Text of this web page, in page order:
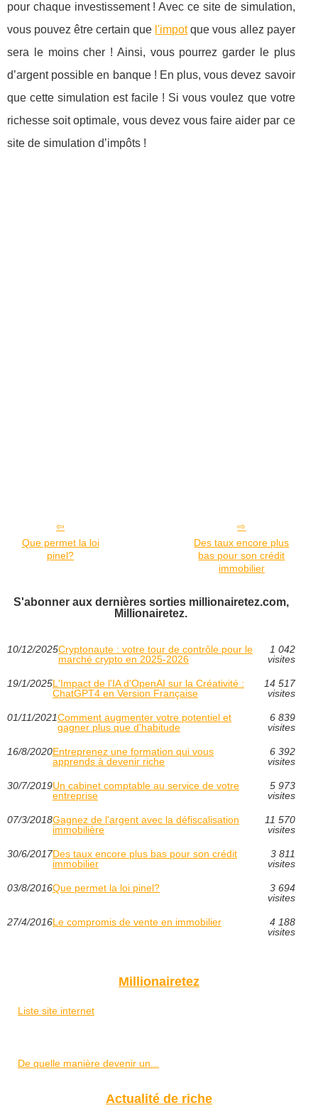
pour chaque investissement ! Avec ce site de simulation,
vous pouvez être certain que l'impotque vous allez payer
sera le moins cher ! Ainsi, vous pourrez garder le plus
d’argent possible en banque ! En plus, vous devez savoir
que cette simulation est facile ! Si vous voulez que votre
richesse soit optimale, vous devez vous faire aider par ce
site de simulation d’impôts !
Que permet la loi
pinel?
Des taux encore plus
bas pour son crédit
immobilier
S'abonner aux dernières sorties millionairetez.com,
Millionairetez.
10/12/2025Cryptonaute : votre tour de contrôle pour le
marché crypto en 2025‑2026
1 042
visites
19/1/2025L'Impact de l'IA d'OpenAI sur la Créativité :
ChatGPT4 en Version Française
14 517
visites
01/11/2021Comment augmenter votre potentiel et
gagner plus que d'habitude
6 839
visites
16/8/2020Entreprenez une formation qui vous
apprends à devenir riche
6 392
visites
30/7/2019Un cabinet comptable au service de votre
entreprise
5 973
visites
07/3/2018Gagnez de l'argent avec la défiscalisation
immobilière
11 570
visites
30/6/2017Des taux encore plus bas pour son crédit
immobilier
3 811
visites
03/8/2016Que permet la loi pinel?
3 694
visites
27/4/2016Le compromis de vente en immobilier
4 188
visites
Millionairetez
Liste site internet
De quelle manière devenir un...
Actualité de riche